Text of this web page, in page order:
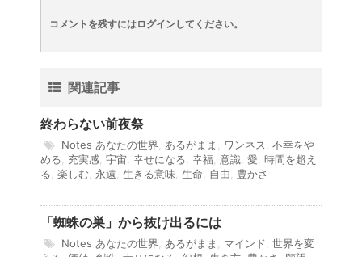
コメントを残すにはログインしてください。
関連記事
終わらない前夜祭
Notes あなたの世界 あるがまま ワンネス
不幸をや
める
充実感 宇宙 幸せになる 幸福 意識 愛 時間を超え
る 楽しむ 永遠 生きる意味 生命 自由 豊かさ
「蜘蛛の巣」から抜け出るには
Notes あなたの世界 あるがまま マインド 世界を変